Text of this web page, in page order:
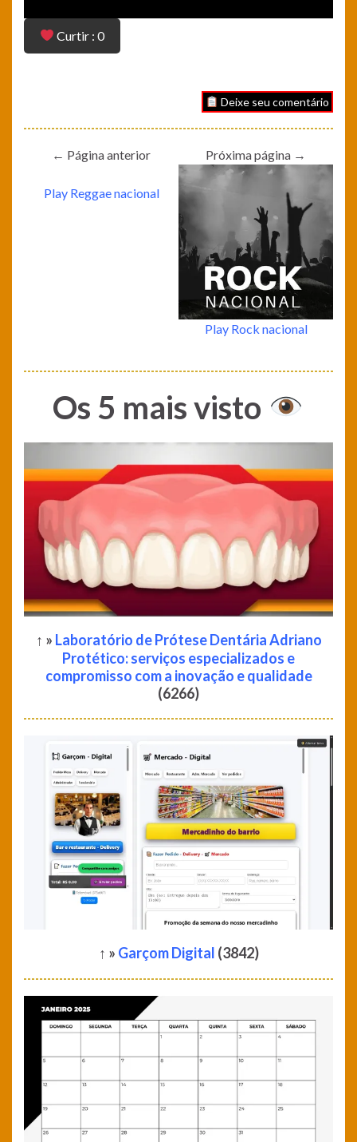
Curtir : 0
Deixe seu comentário
← Página anterior
Play Reggae nacional
Próxima página →
Play Rock nacional
Os 5 mais visto
↑ » Laboratório de Prótese Dentária Adriano
Protético: serviços especializados e
compromisso com a inovação e qualidade
(6266)
↑ » Garçom Digital (3842)